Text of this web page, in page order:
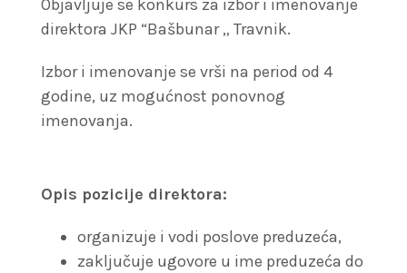
Objavljuje se konkurs za izbor i imenovanje
direktora JKP “Bašbunar „ Travnik.
Izbor i imenovanje se vrši na period od 4
godine, uz mogućnost ponovnog
imenovanja.
Opis pozicije direktora:
organizuje i vodi poslove preduzeća,
zaključuje ugovore u ime preduzeća do